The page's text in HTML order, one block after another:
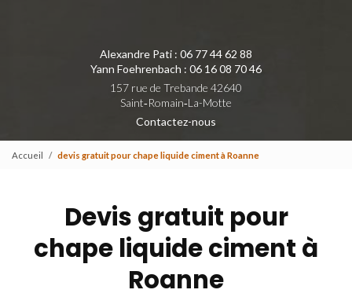
Alexandre Pati : 06 77 44 62 88
Yann Foehrenbach : 06 16 08 70 46
157 rue de Trebande 42640
Saint‑Romain‑La-Motte
Contactez-nous
Accueil devis gratuit pour chape liquide ciment à Roanne
Devis gratuit pour
chape liquide ciment à
Roanne